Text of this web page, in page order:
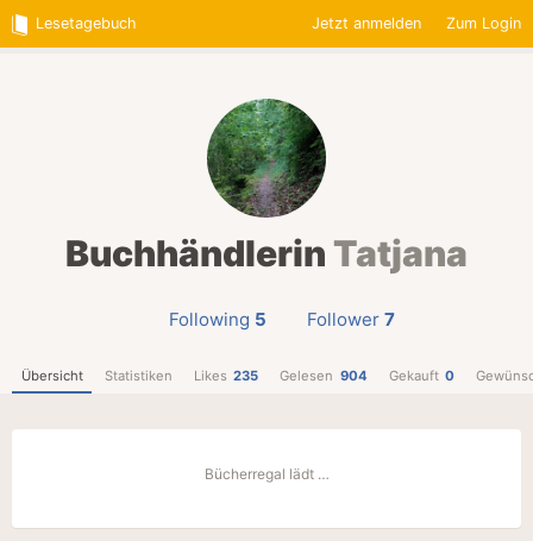
Lesetagebuch Jetzt anmelden Zum Login
Buchhändlerin Tatjana
Following 5 Follower 7
Übersicht Statistiken Likes 235 Gelesen 904 Gekauft 0
Bücherregal lädt …